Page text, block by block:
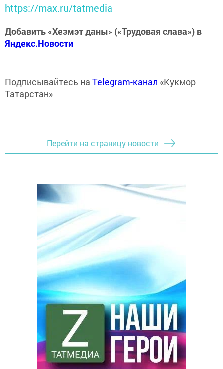
https://max.ru/tatmedia
Добавить «Хезмэт даны» («Трудовая слава») в
Яндекс.Новости
Подписывайтесь на Telegram-канал «Кукмор
Татарстан»
Перейти на страницу новости